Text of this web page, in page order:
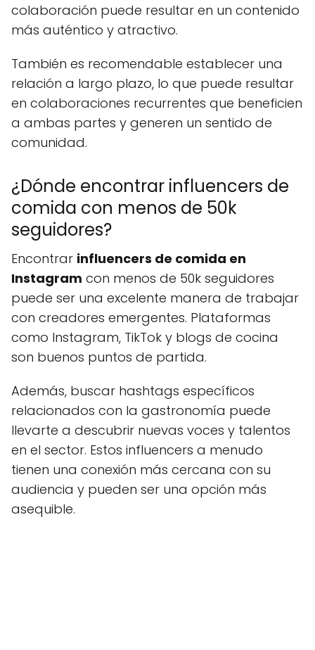
colaboración puede resultar en un contenido
más auténtico y atractivo.
También es recomendable establecer una
relación a largo plazo, lo que puede resultar
en colaboraciones recurrentes que beneficien
a ambas partes y generen un sentido de
comunidad.
¿Dónde encontrar influencers de
comida con menos de 50k
seguidores?
Encontrar influencers de comida en
Instagram con menos de 50k seguidores
puede ser una excelente manera de trabajar
con creadores emergentes. Plataformas
como Instagram, TikTok y blogs de cocina
son buenos puntos de partida.
Además, buscar hashtags específicos
relacionados con la gastronomía puede
llevarte a descubrir nuevas voces y talentos
en el sector. Estos influencers a menudo
tienen una conexión más cercana con su
audiencia y pueden ser una opción más
asequible.